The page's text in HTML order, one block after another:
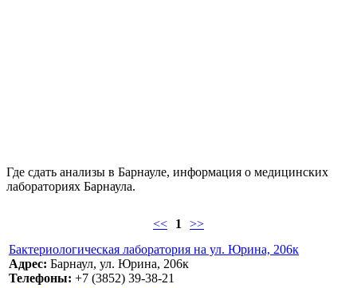
Где сдать анализы в Барнауле, информация о медицинских
лабораториях Барнаула.
<< 1 >>
Бактериологическая лаборатория на ул. Юрина, 206к
Адрес: Барнаул, ул. Юрина, 206к
Телефоны: +7 (3852) 39-38-21